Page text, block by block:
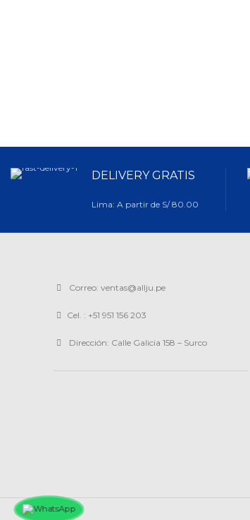
DELIVERY GRATIS
Lima: A partir de S/ 80.00
Correo: ventas@allju.pe
Cel. : +51 951 156 203
Dirección: Calle Galicia 158 – Surco